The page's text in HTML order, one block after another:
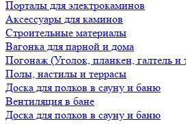
Порталы для электрокаминов
Аксессуары для каминов
Строительные материалы
Вагонка для парной и дома
Погонаж (Уголок, планкен, галтель и
Полы, настилы и террасы
Доска для полков в сауну и баню
Вентиляция в бане
Доска для полков в сауну и баню